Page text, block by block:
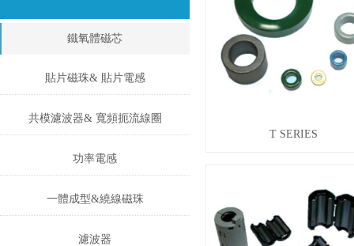
鐵氧體磁芯
貼片磁珠& 貼片電感
共模濾波器& 寬頻扼流線圈
功率電感
一體成型&繞線磁珠
濾波器
T SERIES